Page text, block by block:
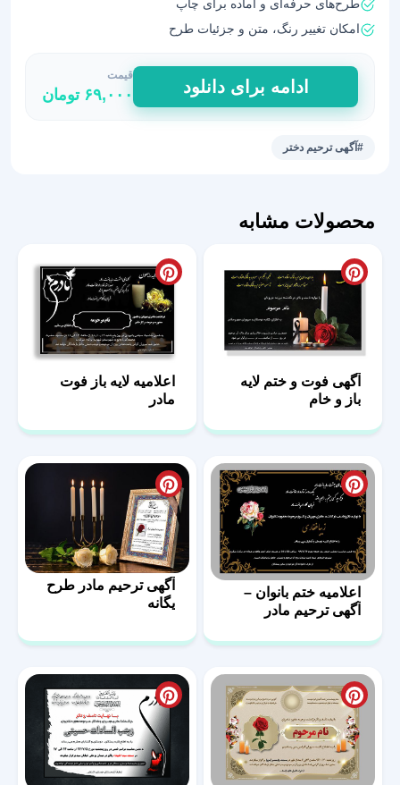
طرح‌های حرفه‌ای و آماده برای چاپ
امکان تغییر رنگ، متن و جزئیات طرح
آگهی
سالگرد
فرزند
دختر
ادامه برای دانلود
قیمت
۶۹,۰۰۰ تومان
#آگهی ترحیم دختر
محصولات مشابه
آگهی فوت و ختم لایه
باز و خام
اعلامیه لایه باز فوت
مادر
اعلامیه ختم بانوان –
آگهی ترحیم مادر
آگهی ترحیم مادر طرح
یگانه